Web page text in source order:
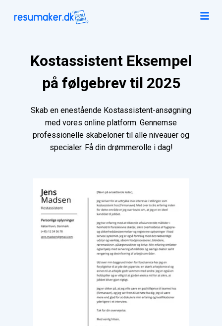
Kostassistent Eksempel
på følgebrev til 2025
Skab en enestående Kostassistent-ansøgning
med vores online platform. Gennemse
professionelle skabeloner til alle niveauer og
specialer. Få din drømmerolle i dag!